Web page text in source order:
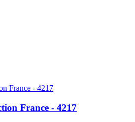
France - 4217